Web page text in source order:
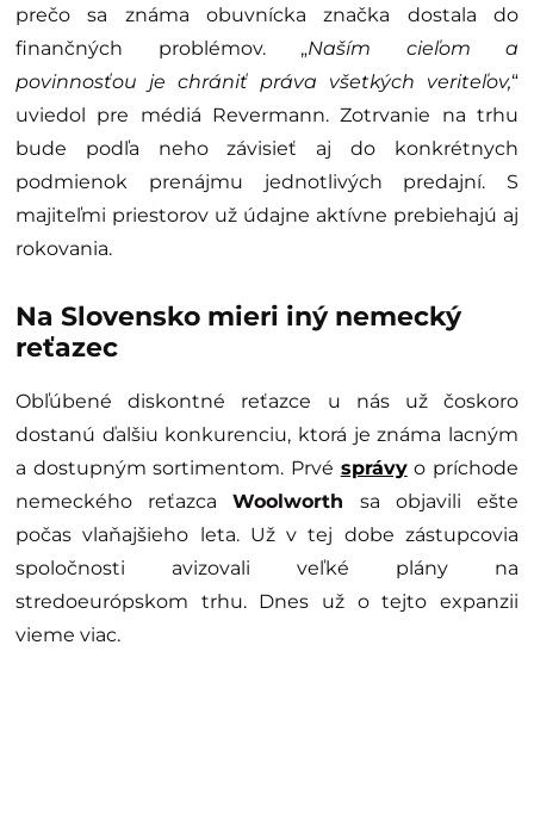
prečo sa známa obuvnícka značka dostala do
finančných problémov. „Naším cieľom a
povinnosťou je chrániť práva všetkých veriteľov,“
uviedol pre médiá Revermann. Zotrvanie na trhu
bude podľa neho závisieť aj do konkrétnych
podmienok prenájmu jednotlivých predajní. S
majiteľmi priestorov už údajne aktívne prebiehajú aj
rokovania.
Na Slovensko mieri iný nemecký
reťazec
Obľúbené diskontné reťazce u nás už čoskoro
dostanú ďalšiu konkurenciu, ktorá je známa lacným
a dostupným sortimentom. Prvé správyo príchode
nemeckého reťazcaWoolworth sa objavili ešte
počas vlaňajšieho leta. Už v tej dobe zástupcovia
spoločnosti avizovali veľké plány na
stredoeurópskom trhu. Dnes už o tejto expanzii
vieme viac.